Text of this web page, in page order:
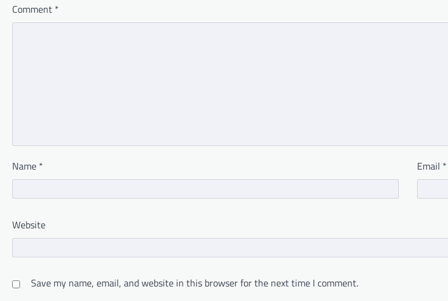
Comment *
Name * Email *
Website
Save my name, email, and website in this browser for the next time I comment.